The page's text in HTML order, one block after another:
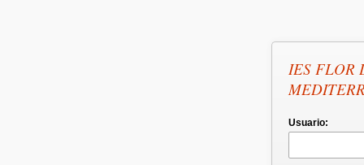
IES FLOR
Usuario: